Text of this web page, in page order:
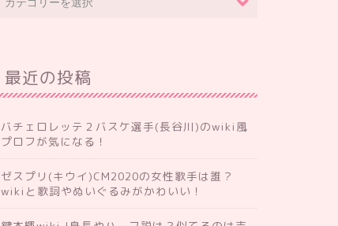
最近の投稿
バチェロレッテ２バスケ選手(長谷川)のwiki風
プロフが気になる！
ゼスプリ(キウイ)CM2020の女性歌手は誰？
wikiと歌詞やぬいぐるみがかわいい！